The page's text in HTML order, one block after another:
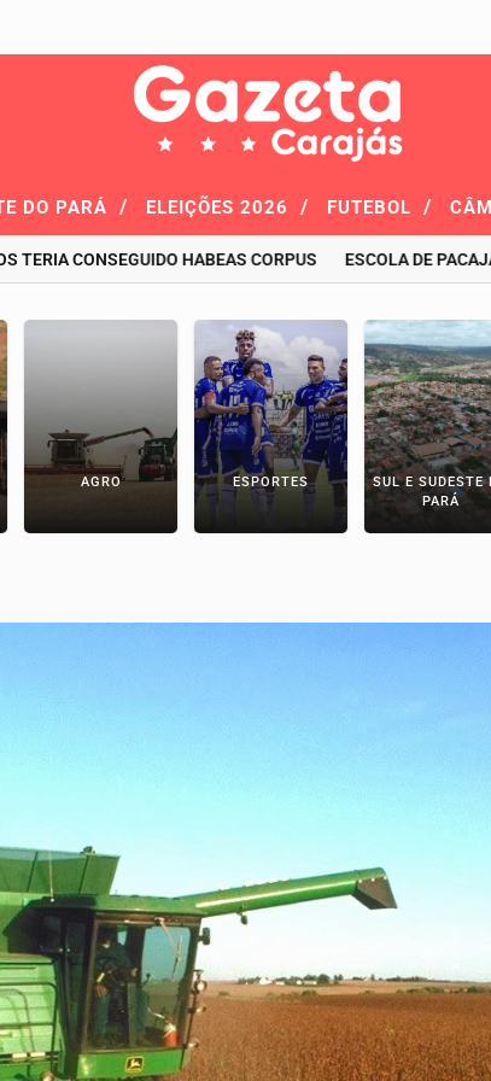
DO PARÁ / ELEIÇÕES 2026 / FUTEBOL /
CONSEGUIDO HABEAS CORPUS ESCOLA DE PACAJÁ É A
AGRO ESPORTES
SUL E SUDESTE
PARÁ